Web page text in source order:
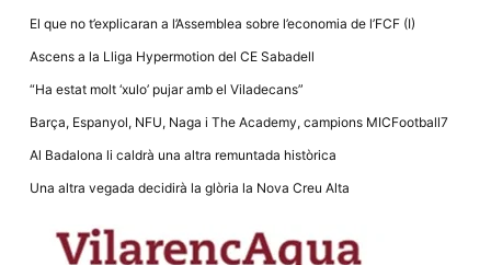
El que no t’explicaran a l’Assemblea sobre l’economia de l’FCF (I)
Ascens a la Lliga Hypermotion del CE Sabadell
“Ha estat molt ‘xulo’ pujar amb el Viladecans”
Barça, Espanyol, NFU, Naga i The Academy, campions MICFootball7
Al Badalona li caldrà una altra remuntada històrica
Una altra vegada decidirà la glòria la Nova Creu Alta
permeten que el
bé com sigui
rebutja
cookies
funcionalitats
del lloc web.
Màrqueting